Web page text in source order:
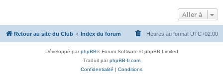
Aller à
Retour au site du Club Index du forum Heures au format UTC+02:00
Développé parphpBB® Forum Software © phpBB Limited
Traduit parphpBB-fr.com
Confidentialité | Conditions